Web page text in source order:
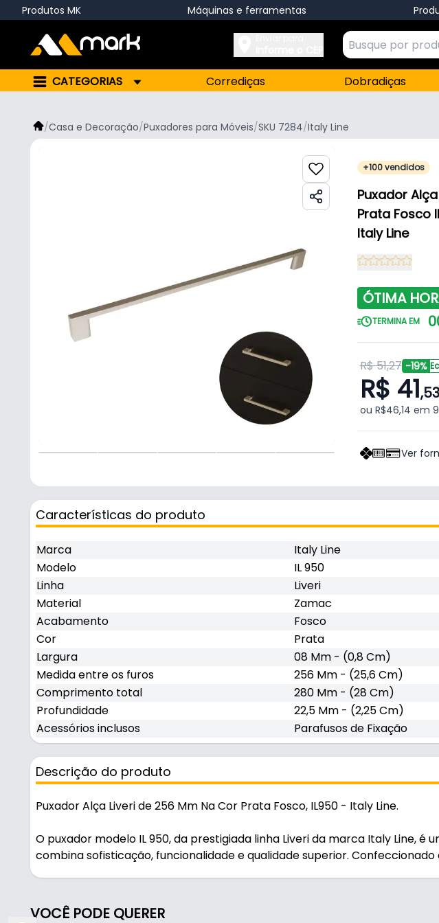
Produtos MK Máquinas e ferramentas
CATEGORIAS Corrediças Dobradiças
/Casa e Decoração/Puxadores para Móveis/SKU 7284/Italy Line
+100 vendidos
Puxador
Prata Fosco
Italy Line
ÓTIMA
TERMINA EM
R$ 51,27 -19%
R$ 41,53
ou R$46,14 em
Ver
Características do produto
Marca
Italy Line
Modelo
IL 950
Linha
Liveri
Material
Zamac
Acabamento
Fosco
Cor
Prata
Largura
08 Mm - (0,8 Cm)
Medida entre os furos
256 Mm - (25,6 Cm)
Comprimento total
280 Mm - (28 Cm)
Profundidade
22,5 Mm - (2,25 Cm)
Acessórios inclusos
Parafusos de Fixação
Descrição do produto
Puxador Alça Liveri de 256 Mm Na Cor Prata Fosco, IL950 - Italy Line.
O puxador modelo IL 950, da prestigiada linha Liveri da marca Italy Line, é
combina sofisticação, funcionalidade e qualidade superior. Confeccionado
em que é aplicado. Com dimensões perfeitamente equilibradas, possui
VOCÊ PODE QUERER